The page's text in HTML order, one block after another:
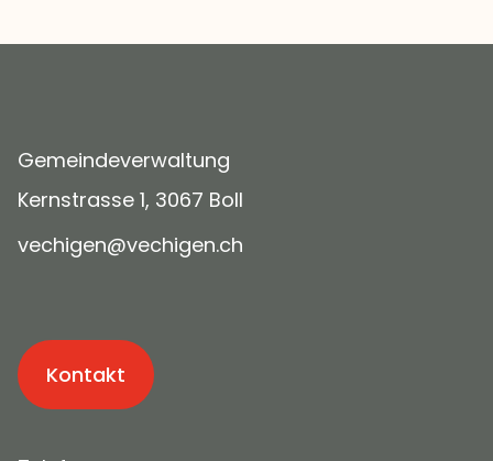
Gemeindeverwaltung
Kernstrasse 1, 3067 Boll
v ch g n v ch g n ch
Kontakt